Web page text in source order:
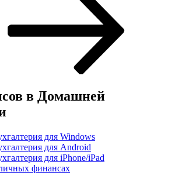
в Домашней
для Windows
для Android
для iPhone/iPad
финансах